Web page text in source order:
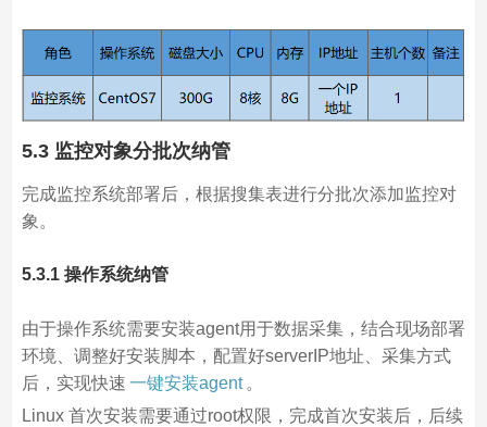
5.3 监控对象分批次纳管
完成监控系统部署后，根据搜集表进行分批次添加监控对
象。
5.3.1 操作系统纳管
由于操作系统需要安装agent用于数据采集，结合现场部署
环境、调整好安装脚本，配置好serverIP地址、采集方式
后，实现快速 一键安装agent 。
Linux 首次安装需要通过root权限，完成首次安装后，后续